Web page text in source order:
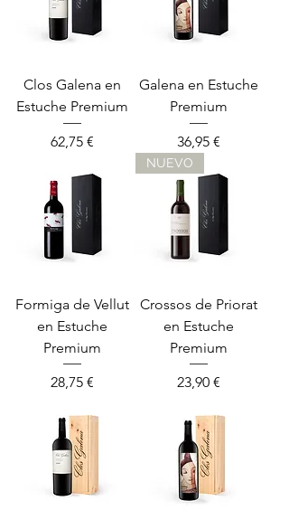
Clos Galena en
Estuche Premium
Precio
62,75 €
Galena en Estuche
Premium
Precio
36,95 €
Formiga de Vellut
en Estuche
Premium
Precio
28,75 €
NUEVO
Crossos de Priorat
en Estuche
Premium
Precio
23,90 €